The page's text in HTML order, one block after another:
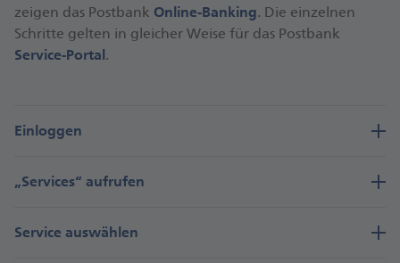
zeigen das Postbank Online-Banking. Die einzelnen
Schritte gelten in gleicher Weise für das Postbank
Service-Portal.
Einloggen
„Services“ aufrufen
Service auswählen